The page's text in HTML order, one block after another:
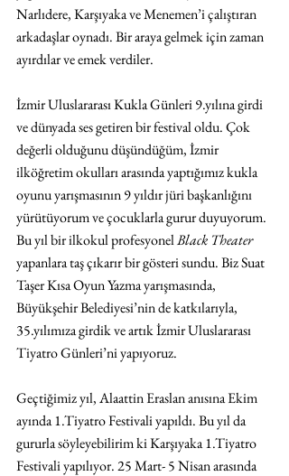
Narlıdere, Karşıyaka ve Menemen’i çalıştıran
arkadaşlar oynadı. Bir araya gelmek için zaman
ayırdılar ve emek verdiler.
İzmir Uluslararası Kukla Günleri 9.yılına girdi
ve dünyada ses getiren bir festival oldu. Çok
değerli olduğunu düşündüğüm, İzmir
ilköğretim okulları arasında yaptığımız kukla
oyunu yarışmasının 9 yıldır jüri başkanlığını
yürütüyorum ve çocuklarla gurur duyuyorum.
Bu yıl bir ilkokul profesyonel Black Theater
yapanlara taş çıkarır bir gösteri sundu. Biz Suat
Taşer Kısa Oyun Yazma yarışmasında,
Büyükşehir Belediyesi’nin de katkılarıyla,
35.yılımıza girdik ve artık İzmir Uluslararası
Tiyatro Günleri’ni yapıyoruz.
Geçtiğimiz yıl, Alaattin Eraslan anısına Ekim
ayında 1.Tiyatro Festivali yapıldı. Bu yıl da
gururla söyleyebilirim ki Karşıyaka 1.Tiyatro
Festivali yapılıyor. 25 Mart- 5 Nisan arasında